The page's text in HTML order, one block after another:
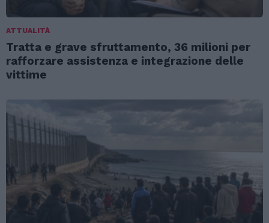
ATTUALITÀ
Tratta e grave sfruttamento, 36 milioni per
rafforzare assistenza e integrazione delle
vittime